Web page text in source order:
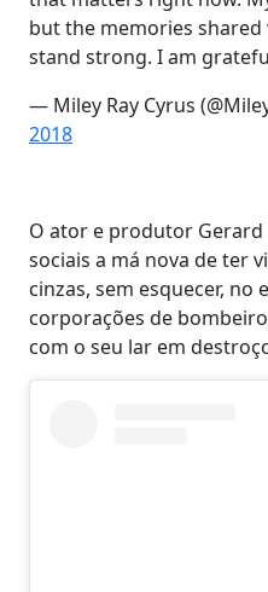
but the memories
stand strong. I am
— Miley Ray Cyrus
2018
O ator e produtor
sociais a má nova de ter
cinzas, sem esquecer, no
corporações de
com o seu lar em